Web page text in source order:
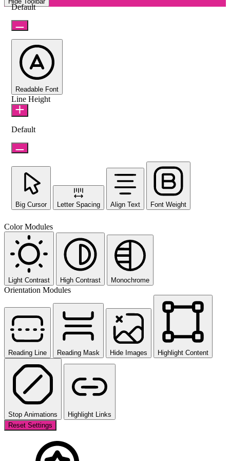
Default
Readable Font
Line Height
Default
Big Cursor Letter Spacing Align Text Font Weight
Color Modules
Light Contrast High Contrast Monochrome
Orientation Modules
Reading Line Reading Mask Hide Images Highlight Content
Stop Animations
Highlight Links
Reset Settings